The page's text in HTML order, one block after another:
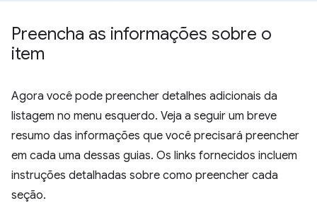
Preencha as informações sobre o
item
Agora você pode preencher detalhes adicionais da
listagem no menu esquerdo. Veja a seguir um breve
resumo das informações que você precisará preencher
em cada uma dessas guias. Os links fornecidos incluem
instruções detalhadas sobre como preencher cada
seção.